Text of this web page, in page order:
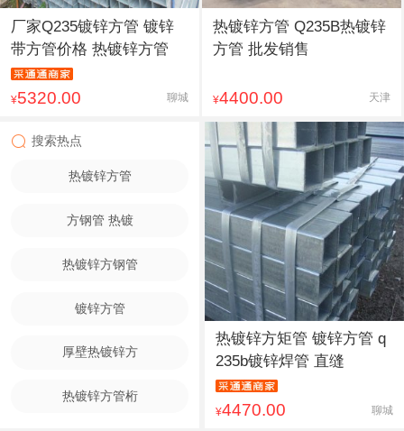
厂家Q235镀锌方管 镀锌
带方管价格 热镀锌方管
¥5320.00 聊城
热镀锌方管 Q235B热镀锌
方管 批发销售
¥4400.00 天津
搜索热点
热镀锌方管
方钢管 热镀
热镀锌方钢管
镀锌方管
厚壁热镀锌方
热镀锌方管桁
热镀锌方矩管 镀锌方管 q
235b镀锌焊管 直缝
¥4470.00 聊城